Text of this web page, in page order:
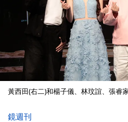
黃西田(右二)和楊子儀、林玟誼、張睿
鏡週刊